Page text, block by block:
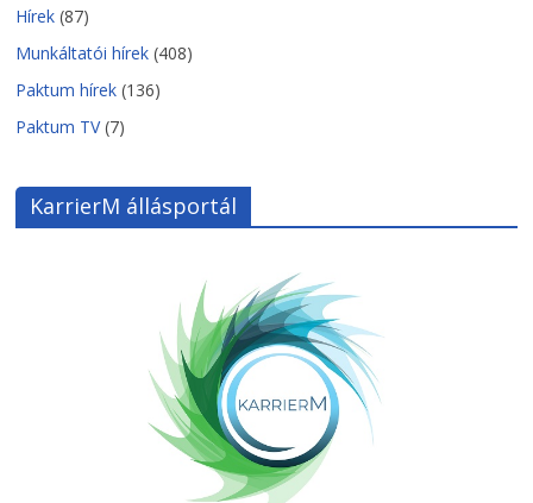
Hírek (87)
Munkáltatói hírek (408)
Paktum hírek (136)
Paktum TV(7)
KarrierM állásportál